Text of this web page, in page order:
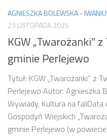
AGNIESZKA BOLEWSKA -
29 LISTOPADA 2025
KGW „Twarożanki”
gminie Perlejewo
Tytuł: KGW „Twarożanki” z
Perlejewo Autor: Agnieszka
Wywiady, Kultura na
Gospodyń Wiejskich
gminie Perlejewo (w